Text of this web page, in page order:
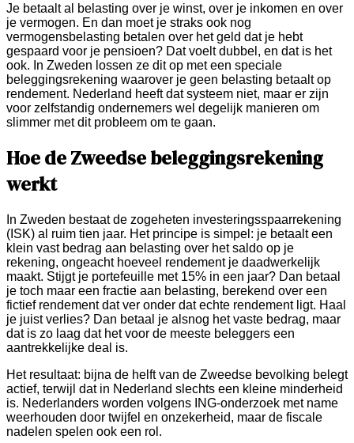
Je betaalt al belasting over je winst, over je inkomen en over
je vermogen. En dan moet je straks ook nog
vermogensbelasting betalen over het geld dat je hebt
gespaard voor je pensioen? Dat voelt dubbel, en dat is het
ook. In Zweden lossen ze dit op met een speciale
beleggingsrekening waarover je geen belasting betaalt op
rendement. Nederland heeft dat systeem niet, maar er zijn
voor zelfstandig ondernemers wel degelijk manieren om
slimmer met dit probleem om te gaan.
Hoe de Zweedse beleggingsrekening
werkt
In Zweden bestaat de zogeheten investeringsspaarrekening
(ISK) al ruim tien jaar. Het principe is simpel: je betaalt een
klein vast bedrag aan belasting over het saldo op je
rekening, ongeacht hoeveel rendement je daadwerkelijk
maakt. Stijgt je portefeuille met 15% in een jaar? Dan betaal
je toch maar een fractie aan belasting, berekend over een
fictief rendement dat ver onder dat echte rendement ligt. Haal
je juist verlies? Dan betaal je alsnog het vaste bedrag, maar
dat is zo laag dat het voor de meeste beleggers een
aantrekkelijke deal is.
Het resultaat: bijna de helft van de Zweedse bevolking belegt
actief, terwijl dat in Nederland slechts een kleine minderheid
is. Nederlanders worden volgens ING-onderzoek met name
weerhouden door twijfel en onzekerheid, maar de fiscale
nadelen spelen ook een rol.